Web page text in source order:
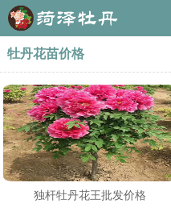
牡丹花苗价格
独杆牡丹花王批发价格